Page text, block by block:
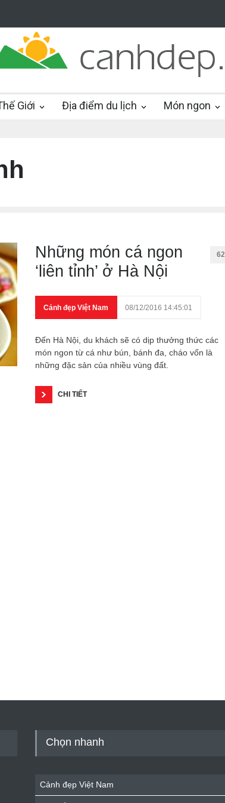
Giới Địa điểm du lịch Món ngon
Những món cá ngon
‘liên tỉnh’ ở Hà Nội
62
Cảnh đẹp Việt Nam 08/12/2016 14:45:01
Đến Hà Nội, du khách sẽ có dịp thưởng thức các
món ngon từ cá như bún, bánh đa, cháo vốn là
những đặc sản của nhiều vùng đất.
CHI TIẾT
Chọn nhanh
Cảnh đẹp Việt Nam